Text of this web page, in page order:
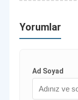
Yorumlar
Ad Soyad